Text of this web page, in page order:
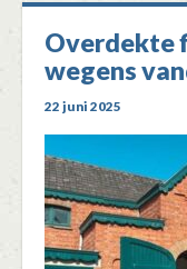
Overdekte
wegens
22 juni 2025